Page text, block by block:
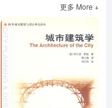
更多 More +